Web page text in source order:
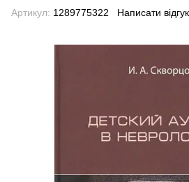
Артикул: 1289775322 Написати відгук